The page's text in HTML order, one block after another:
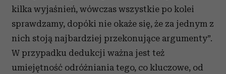
kilka wyjaśnień, wówczas wszystkie po kolei
sprawdzamy, dopóki nie okaże się, że za jednym z
nich stoją najbardziej przekonujące argumenty”.
W przypadku dedukcji ważna jest też
umiejętność odróżniania tego, co kluczowe, od